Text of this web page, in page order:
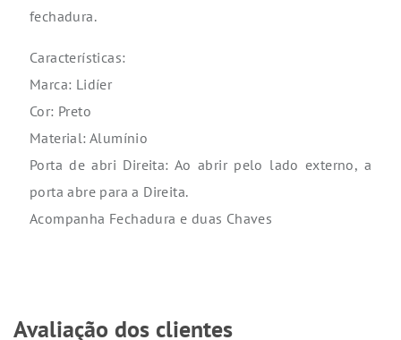
fechadura.
Características:
Marca: Lidíer
Cor: Preto
Material: Alumínio
Porta de abri Direita: Ao abrir pelo lado externo, a
porta abre para a Direita.
Acompanha Fechadura e duas Chaves
Avaliação dos clientes